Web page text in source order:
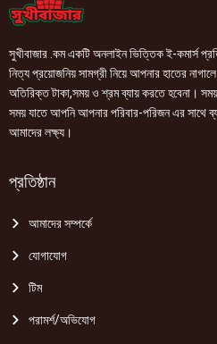
সুখীবাজার .কম একটি অনলাইন ভিত্তিক ই-কমার্স
নিত্য প্রয়োজনিয় সামগ্রী নিয়ে আপনার হাতের
অতিরিক্ত টাকা,সময় ও শ্রম ব্যায় করতে হবেনা।
সময় যাতে আপনি আপনার পরিবার-পরিজন এর সাথে
আমাদের লক্ষ্য।
প্রতিষ্ঠান
আমাদের সম্পর্কে
যোগাযোগ
টিম
পরামর্শ/অভিযোগ